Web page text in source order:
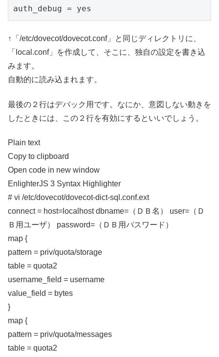
auth_debug = yes
↑「/etc/dovecot/dovecot.conf」と同じディレクトリに、
「local.conf」を作成して、そこに、独自の設定を書き込
みます。
自動的に読み込まれます。
最後の２行はデバック用です。なにか、意図しない動きを
したときには、この２行を有効にするといいでしょう。
Plain text
Copy to clipboard
Open code in new window
EnlighterJS 3 Syntax Highlighter
# vi /etc/dovecot/dovecot-dict-sql.conf.ext
connect = host=localhost dbname=（ＤＢ名） user=（Ｄ
Ｂ用ユーザ） password=（ＤＢ用パスワード）
map {
pattern = priv/quota/storage
table = quota2
username_field = username
value_field = bytes
}
map {
pattern = priv/quota/messages
table = quota2